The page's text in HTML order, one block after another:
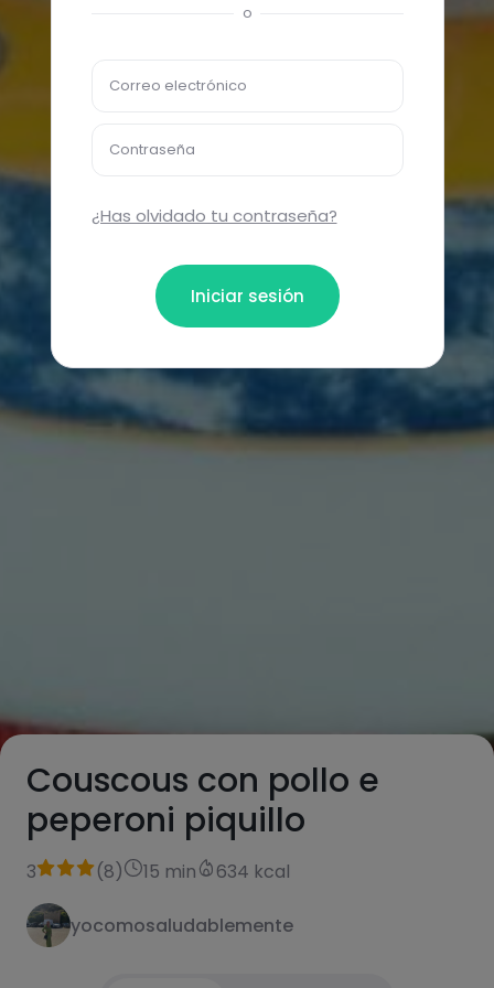
Couscous con pollo e
peperoni piquillo
3 (8) 15 min 634 kcal
yocomosaludablemente
o
Correo electrónico
Contraseña
¿Has olvidado tu contraseña?
Iniciar sesión